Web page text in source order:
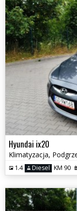
Hyundai ix20
1.4 Diesel KM 90